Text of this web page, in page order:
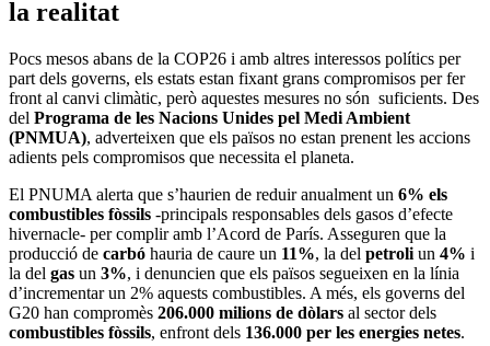
la realitat
Pocs mesos abans de la COP26 i amb altres interessos polítics per
part dels governs, els estats estan fixant grans compromisos per fer
front al canvi climàtic, però aquestes mesures no són suficients. Des
del Programa de les Nacions Unides pel Medi Ambient
(PNMUA), adverteixen que els països no estan prenent les accions
adients pels compromisos que necessita el planeta.
El PNUMA alerta que s’haurien de reduir anualment un 6% els
combustibles fòssils -principals responsables dels gasos d’efecte
hivernacle- per complir amb l’Acord de París. Asseguren que la
producció de carbó hauria de caure un 11%, la del petroli un 4% i
la del gas un 3%, i denuncien que els països segueixen en la línia
d’incrementar un 2% aquests combustibles. A més, els governs del
G20 han compromès 206.000 milions de dòlars al sector dels
combustibles fòssils, enfront dels 136.000 per les energies netes.